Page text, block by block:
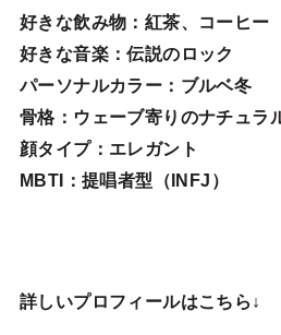
好きな飲み物：紅茶、コーヒー
好きな音楽：伝説のロック
パーソナルカラー：ブルベ冬
骨格：ウェーブ寄りのナチュラ
顔タイプ：エレガン ト
MBTI：提唱者型（INFJ）
詳しいプロフィールはこちら↓